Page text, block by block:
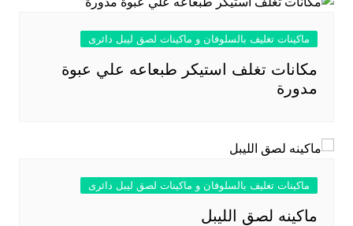
ماكينات تغليف بالسلوفان و ماكينات لصق ليبل دائرى
مكانات تغلف استيكر طبعاعه علي عبوة
مدورة
ماكينات تغليف بالسلوفان و ماكينات لصق ليبل دائرى
ماكينه لصق الليبل